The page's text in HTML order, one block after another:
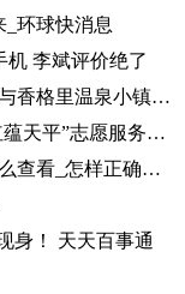
环球快消息
机 李斌评价绝了
昌江县买房养老优缺点，棋子湾山海泉与香格里温泉小镇养老生活成本对比！-全球今亮点
天天热文：“守艺人”唤醒弄堂记忆！“红蕴天平”志愿服务营造项目启动
全球新动态：邮箱地址在哪里找电脑怎么查看_怎样正确填写邮箱地址
身！ 天天百事通